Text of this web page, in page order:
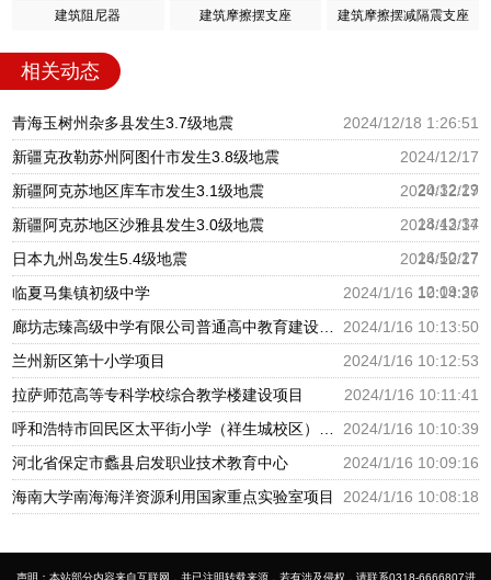
建筑阻尼器 建筑摩擦摆支座 建筑摩擦摆减隔震支座
相关动态
青海玉树州杂多县发生3.7级地震
2024/12/18 1:26:51
新疆克孜勒苏州阿图什市发生3.8级地震
2024/12/17
20:32:29
新疆阿克苏地区库车市发生3.1级地震
2024/12/17
18:43:34
新疆阿克苏地区沙雅县发生3.0级地震
2024/12/17
16:50:27
日本九州岛发生5.4级地震
2024/12/17
12:09:36
临夏马集镇初级中学
2024/1/16 10:14:27
2024/1/16 10:13:50
兰州新区第十小学项目
2024/1/16 10:12:53
拉萨师范高等专科学校综合教学楼建设项目
2024/1/16 10:11:41
2024/1/16 10:10:39
河北省保定市蠡县启发职业技术教育中心
2024/1/16 10:09:16
海南大学南海海洋资源利用国家重点实验室项目
2024/1/16 10:08:18
声明：本站部分内容来自互联网，并已注明转载来源，若有涉及侵权，请联系0318-6666807进